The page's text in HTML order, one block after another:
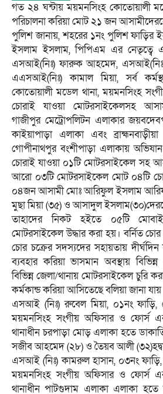
গত ২৪ ঘন্টায় ময়মনসিংহ কোতোয়ালী
পরিচালনা করিয়া মোট ২১ জন
পুলিশ জানায়, শহরের ১নং পুলিশ ফাড়ির
ইসলাম ইসলাম, পিপিএম এর নেতৃত্বে
এসআই(নিঃ) ফারুক আহমেদ,
এএসআই(নিঃ) কামাল মিয়া, সর্ব
কোতোয়ালী মডেল থানা, ময়মনসিংহ
চোরাই যাওয়া মোটরসাইকেলসহ
গাজীপুর মেট্রোপলিটন এলাকার
কাইয়াপাড়া এলাকা এবং
গোপীনাথপুর বংশীপাড়া এলাকায় অভিযান
চোরাই যাওয়া ০১টি মোটরসাইকেল সহ
আরো ০৩টি মোটরসাইকেল মোট ০৪টি
০৪জন আসামী মোঃ আরিফুল ইসলাম
মুছা মিয়া (৩৫) ও আসাদুল
তাহাদের নিকট হইতে ০৫টি
মোটরসাইকেল উদ্ধার করা হয়। বর্নিত
চোর চক্রের সদস্যদের সহায়তায় দীর্ঘদিন
ব্যবহার করিয়া ভাসমান অবস্থায়
বিভিন্ন জেলা/থানায় মোটরসাইকেল চুরি
কর্মকান্ড করিয়া আসিতেছে বলিয়া জানা
এসআই (নিঃ) রুবেল মিয়া, ০১নং ফাড়ি,
ময়মনসিংহ সংগীয় অফিসার ও ফোর্স
থানাধীন চরপাড়া মোড় এলাকা হতে
সজীব আহমেদ (২৮) ও তৈয়ব আলী
এসআই (নিঃ) কামরুল হাসান, ০৩নং
ময়মনসিংহ সংগীয় অফিসার ও ফোর্স
থানাধীন পাটগুদাম এলাকা এলাকা হতে